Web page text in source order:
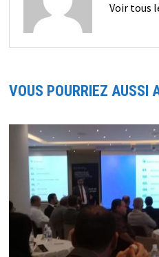
Voir tous
VOUS POURRIEZ AUSSI